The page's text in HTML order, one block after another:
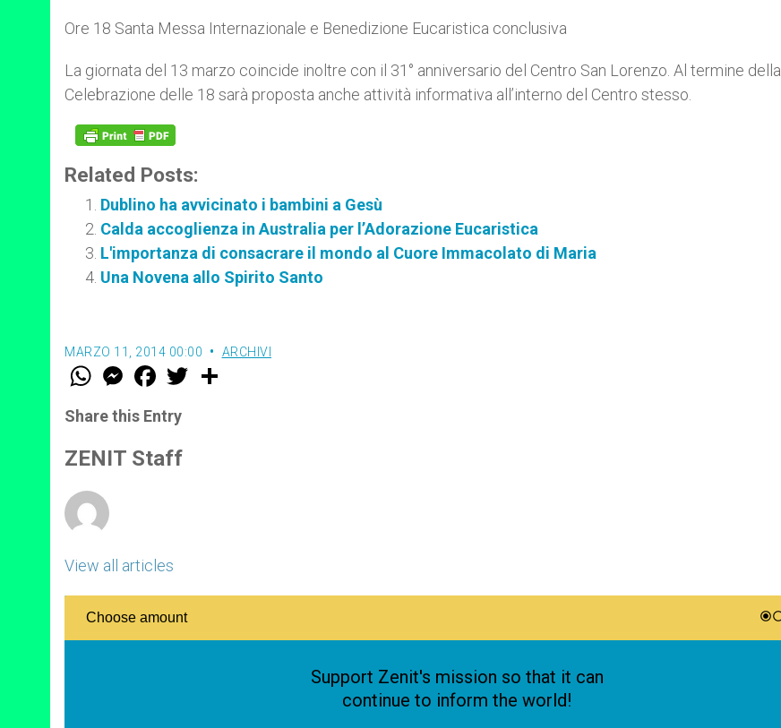
Ore 18 Santa Messa Internazionale e Benedizione Eucaristica conclusiva
La giornata del 13 marzo coincide inoltre con il 31° anniversario del Centro San Lorenzo. Al termine della
Celebrazione delle 18 sarà proposta anche attività informativa all’interno del Centro stesso.
Related Posts:
Dublino ha avvicinato i bambini a Gesù
Calda accoglienza in Australia per l’Adorazione Eucaristica
L'importanza di consacrare il mondo al Cuore Immacolato di Maria
Una Novena allo Spirito Santo
MARZO 11, 2014 00:00 ARCHIVI
W
t
s
p
p
M
e
s
e
g
e
F
a
e
b
o
k
w
Share this Entry
ZENIT Staff
View all articles